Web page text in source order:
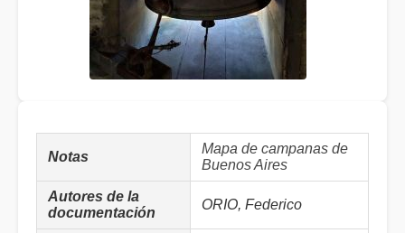
Notas
Mapa de campanas de
Buenos Aires
Autores de la
documentación
ORIO, Federico